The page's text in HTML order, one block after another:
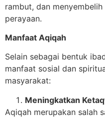
rambut, dan
perayaan.
Manfaat Aqiqah
Selain sebagai bentuk
manfaat sosial dan
masyarakat:
Meningkatkan
Aqiqah merupakan salah